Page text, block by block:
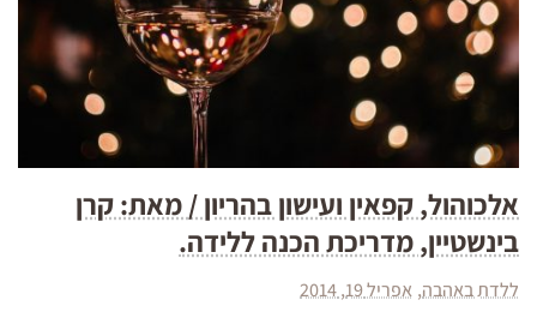
אלכוהול, קפאין ועישון בהריון / מאת: קרן
בינשטיין, מדריכת הכנה ללידה.
ללדת באהבה אפריל 19, 2014